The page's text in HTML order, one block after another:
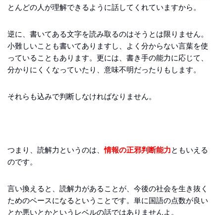
とんどの人が理解できるように話してくれていますから。
逆に、書いてある文字を読み取るのはそうとは限りません。
小難しいことも書いてありますし、よく分からない言葉を使
っていることもあります。更には、書き手の能力に応じて、
分かりにくくなっていたり、意味不明だったりもします。
それらも込みで判断しなければなりません。
つまり、読解力というのは、情報の正邪判断能力ともいえる
のです。
言い換えると、読解力があることが、今後の社会を生き抜く
ためのベースになるということです。単に国語の点数が良い
とか悪いとかというレベルの話ではありませんよ。